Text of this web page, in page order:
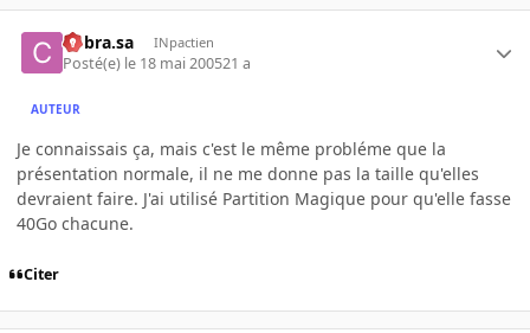
Cobra.sa INpactien
Posté(e) le 18 mai 200521 a
AUTEUR
Je connaissais ça, mais c'est le même probléme que la
présentation normale, il ne me donne pas la taille qu'elles
devraient faire. J'ai utilisé Partition Magique pour qu'elle fasse
40Go chacune.
Citer